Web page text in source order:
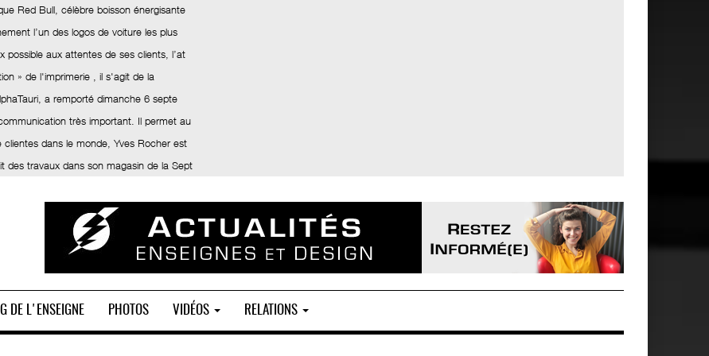
Red Bull, célèbre boisson énergisante
l’un des logos de voiture les plus
possible aux attentes de ses clients, l’at
» de l'imprimerie , il s'agit de la
a remporté dimanche 6 septe
très important. Il permet au
clientes dans le monde, Yves Rocher est
des travaux dans son magasin de la Sept
DE L'ENSEIGNE PHOTOS VIDÉOS RELATIONS